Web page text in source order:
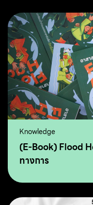
Knowledge
(E-Book) Flood
ทางการ